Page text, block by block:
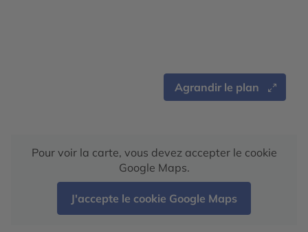
Agrandir le plan
Pour voir la carte, vous devez accepter le cookie
Google Maps.
J'accepte le cookie Google Maps